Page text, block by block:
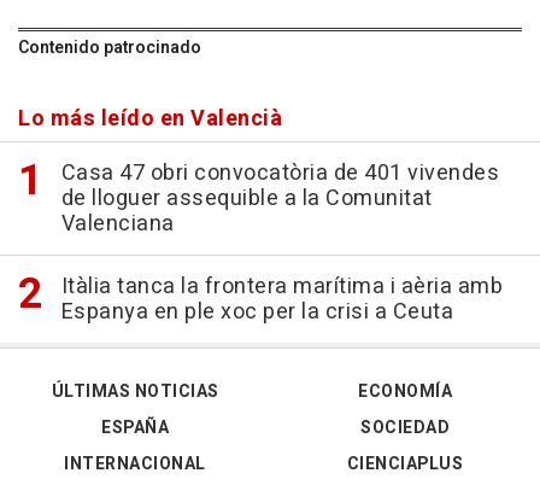
Contenido patrocinado
Lo más leído en Valencià
Casa 47 obri convocatòria de 401 vivendes
de lloguer assequible a la Comunitat
Valenciana
Itàlia tanca la frontera marítima i aèria amb
Espanya en ple xoc per la crisi a Ceuta
ÚLTIMAS NOTICIAS
ESPAÑA
INTERNACIONAL
ECONOMÍA
SOCIEDAD
CIENCIAPLUS